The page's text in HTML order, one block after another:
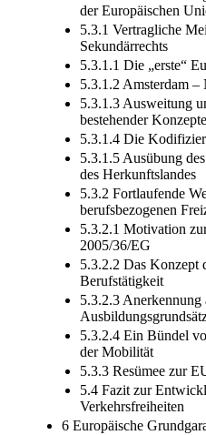
der Europäischen
5.3.1 Vertragliche
Sekundärrechts
5.3.1.1 Die „erste“
5.3.1.2 Amsterdam –
5.3.1.3 Ausweitung
bestehender Konzepte
5.3.1.4 Die
5.3.1.5 Ausübung
des Herkunftslandes
5.3.2 Fortlaufende
berufsbezogenen
5.3.2.1 Motivation
2005/36/EG
5.3.2.2 Das Konzept
Berufstätigkeit
5.3.2.3 Anerkennung
5.3.2.4 Ein Bündel
der Mobilität
5.3.3 Resümee zur
5.4 Fazit zur
Verkehrsfreiheiten
6 Europäische